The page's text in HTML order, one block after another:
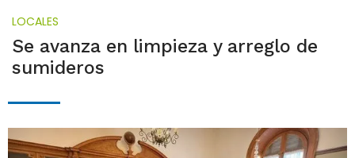
LOCALES
Se avanza en limpieza y arreglo de
sumideros